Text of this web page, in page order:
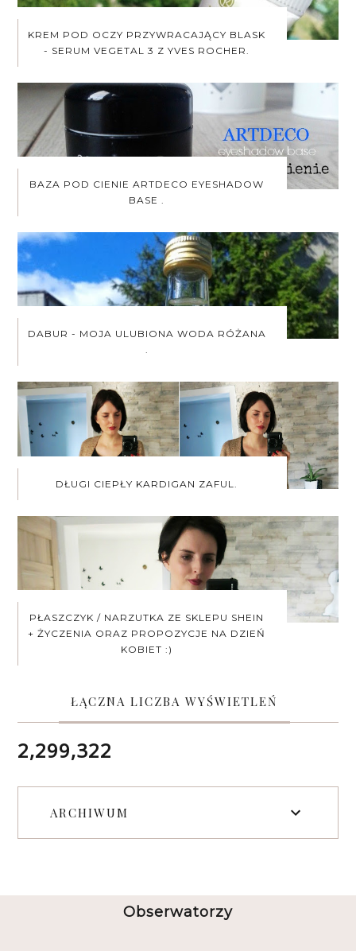
KREM POD OCZY PRZYWRACAJĄCY BLASK
- SERUM VEGETAL 3 Z YVES ROCHER.
BAZA POD CIENIE ARTDECO EYESHADOW
BASE .
DABUR - MOJA ULUBIONA WODA RÓŻANA
.
DŁUGI CIEPŁY KARDIGAN ZAFUL.
PŁASZCZYK / NARZUTKA ZE SKLEPU SHEIN
+ ŻYCZENIA ORAZ PROPOZYCJE NA DZIEŃ
KOBIET :)
ŁĄCZNA LICZBA WYŚWIETLEŃ
2,299,322
ARCHIWUM
Obserwatorzy